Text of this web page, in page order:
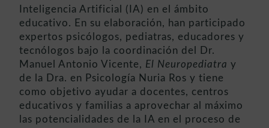
Inteligencia Artificial (IA) en el ámbito
educativo. En su elaboración, han participado
expertos psicólogos, pediatras, educadores y
tecnólogos bajo la coordinación del Dr.
Manuel Antonio Vicente, El Neuropediatra y
de la Dra. en Psicología Nuria Ros y tiene
como objetivo ayudar a docentes, centros
educativos y familias a aprovechar al máximo
las potencialidades de la IA en el proceso de